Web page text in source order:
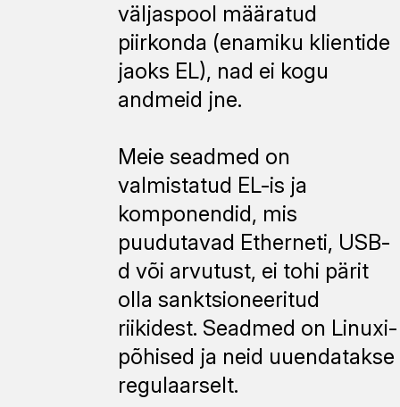
väljaspool määratud
piirkonda (enamiku klientide
jaoks EL), nad ei kogu
andmeid jne.
Meie seadmed on
valmistatud EL-is ja
komponendid, mis
puudutavad Etherneti, USB-
d või arvutust, ei tohi pärit
olla sanktsioneeritud
riikidest. Seadmed on Linuxi-
põhised ja neid uuendatakse
regulaarselt.